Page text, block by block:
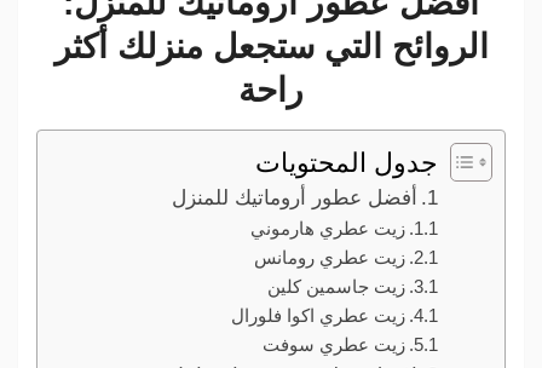
الروائح التي ستجعل منزلك أكثر
راحة
جدول المحتويات
أفضل عطور أروماتيك للمنزل
زيت عطري هارموني
زيت عطري رومانس
زيت جاسمين كلين
زيت عطري اكوا فلورال
زيت عطري سوفت